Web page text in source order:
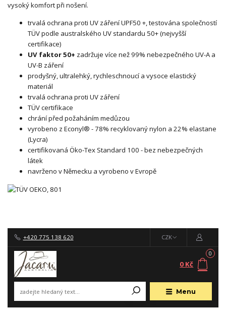
vysoký komfort při nošení.
trvalá ochrana proti UV záření UPF50 +, testována společností
TÜV podle australského UV standardu 50+ (nejvyšší
certifikace)
UV faktor 50+ zadržuje více než 99% nebezpečného UV-A a
UV-B záření
prodyšný, ultralehký, rychleschnoucí a vysoce elastický
materiál
trvalá ochrana proti UV záření
TÜV certifikace
chrání před požaháním medůzou
vyrobeno z Econyl® - 78% recyklovaný nylon a 22% elastane
(Lycra)
certifikovaná Öko-Tex Standard 100 - bez nebezpečných
látek
navrženo v Německu a vyrobeno v Evropě
Menu
CZK
+420 775 138 620
0
0 Kč